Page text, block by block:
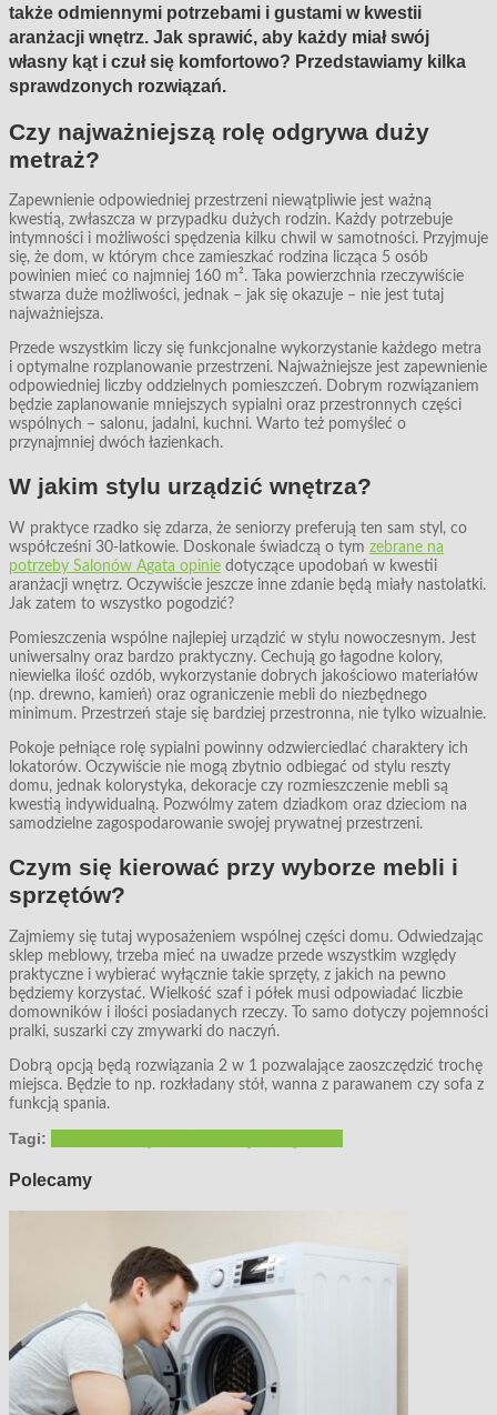
także odmiennymi potrzebami i gustami w kwestii
aranżacji wnętrz. Jak sprawić, aby każdy miał swój
własny kąt i czuł się komfortowo? Przedstawiamy kilka
sprawdzonych rozwiązań.
Czy najważniejszą rolę odgrywa duży
metraż?
Zapewnienie odpowiedniej przestrzeni niewątpliwie jest ważną
kwestią, zwłaszcza w przypadku dużych rodzin. Każdy potrzebuje
intymności i możliwości spędzenia kilku chwil w samotności. Przyjmuje
się, że dom, w którym chce zamieszkać rodzina licząca 5 osób
powinien mieć co najmniej 160 m². Taka powierzchnia rzeczywiście
stwarza duże możliwości, jednak – jak się okazuje – nie jest tutaj
najważniejsza.
Przede wszystkim liczy się funkcjonalne wykorzystanie każdego metra
i optymalne rozplanowanie przestrzeni. Najważniejsze jest zapewnienie
odpowiedniej liczby oddzielnych pomieszczeń. Dobrym rozwiązaniem
będzie zaplanowanie mniejszych sypialni oraz przestronnych części
wspólnych – salonu, jadalni, kuchni. Warto też pomyśleć o
przynajmniej dwóch łazienkach.
W jakim stylu urządzić wnętrza?
W praktyce rzadko się zdarza, że seniorzy preferują ten sam styl, co
współcześni 30-latkowie. Doskonale świadczą o tym zebrane na
potrzeby Salonów Agata opinie dotyczące upodobań w kwestii
aranżacji wnętrz. Oczywiście jeszcze inne zdanie będą miały nastolatki.
Jak zatem to wszystko pogodzić?
Pomieszczenia wspólne najlepiej urządzić w stylu nowoczesnym. Jest
uniwersalny oraz bardzo praktyczny. Cechują go łagodne kolory,
niewielka ilość ozdób, wykorzystanie dobrych jakościowo materiałów
(np. drewno, kamień) oraz ograniczenie mebli do niezbędnego
minimum. Przestrzeń staje się bardziej przestronna, nie tylko wizualnie.
Pokoje pełniące rolę sypialni powinny odzwierciedlać charaktery ich
lokatorów. Oczywiście nie mogą zbytnio odbiegać od stylu reszty
domu, jednak kolorystyka, dekoracje czy rozmieszczenie mebli są
kwestią indywidualną. Pozwólmy zatem dziadkom oraz dzieciom na
samodzielne zagospodarowanie swojej prywatnej przestrzeni.
Czym się kierować przy wyborze mebli i
sprzętów?
Zajmiemy się tutaj wyposażeniem wspólnej części domu. Odwiedzając
sklep meblowy, trzeba mieć na uwadze przede wszystkim względy
praktyczne i wybierać wyłącznie takie sprzęty, z jakich na pewno
będziemy korzystać. Wielkość szaf i półek musi odpowiadać liczbie
domowników i ilości posiadanych rzeczy. To samo dotyczy pojemności
pralki, suszarki czy zmywarki do naczyń.
Dobrą opcją będą rozwiązania 2 w 1 pozwalające zaoszczędzić trochę
miejsca. Będzie to np. rozkładany stół, wanna z parawanem czy sofa z
funkcją spania.
Tagi:
Polecamy